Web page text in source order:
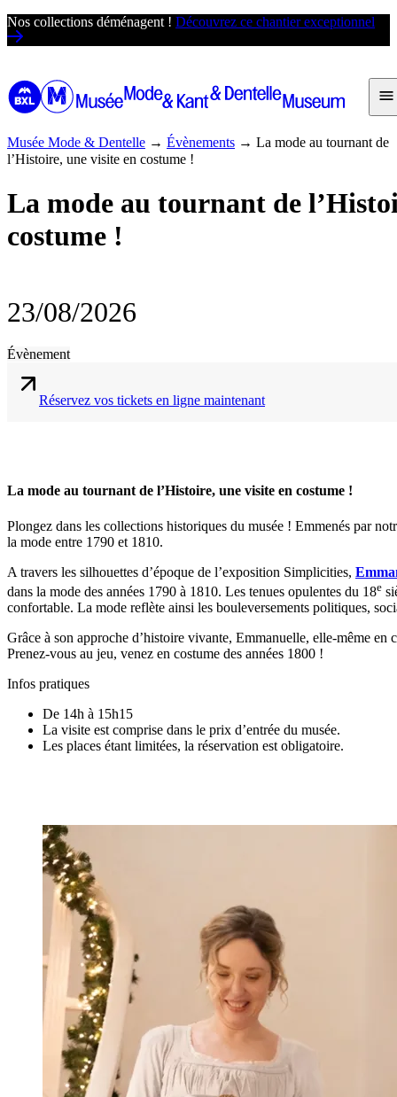
Passer
au
Nos collections déménagent ! Découvrez ce chantier exceptionnel
Musée Mode & Dentelle → Évènements → La mode au tournant de
l’Histoire, une visite en costume !
La mode au tournant de
costume !
23/08/2026
Évènement
Réservez vos tickets en ligne maintenant
La mode au tournant de l’Histoire, une visite en costume !
Plongez dans les collections historiques du musée ! Emmenés par
la mode entre 1790 et 1810.
A travers les silhouettes d’époque de l’exposition Simplicities,
dans la mode des années 1790 à 1810. Les tenues opulentes du 18e
confortable. La mode reflète ainsi les bouleversements politiques,
Grâce à son approche d’histoire vivante, Emmanuelle, elle-même en
Prenez-vous au jeu, venez en costume des années 1800 !
Infos pratiques
De 14h à 15h15
La visite est comprise dans le prix d’entrée du musée.
Les places étant limitées, la réservation est obligatoire.